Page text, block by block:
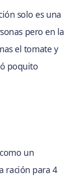
solo es una
pero en la
el tomate y
poquito
un
ración para 4